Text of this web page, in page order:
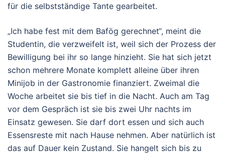
für die selbstständige Tante gearbeitet.
„Ich habe fest mit dem Bafög gerechnet“, meint die
Studentin, die verzweifelt ist, weil sich der Prozess der
Bewilligung bei ihr so lange hinzieht. Sie hat sich jetzt
schon mehrere Monate komplett alleine über ihren
Minijob in der Gastronomie finanziert. Zweimal die
Woche arbeitet sie bis tief in die Nacht. Auch am Tag
vor dem Gespräch ist sie bis zwei Uhr nachts im
Einsatz gewesen. Sie darf dort essen und sich auch
Essensreste mit nach Hause nehmen. Aber natürlich ist
das auf Dauer kein Zustand. Sie hangelt sich bis zu